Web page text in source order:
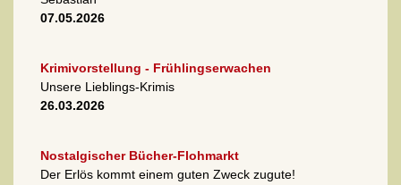
07.05.2026
Krimivorstellung - Frühlingserwachen
Unsere Lieblings-Krimis
26.03.2026
Nostalgischer Bücher-Flohmarkt
Der Erlös kommt einem guten Zweck zugute!